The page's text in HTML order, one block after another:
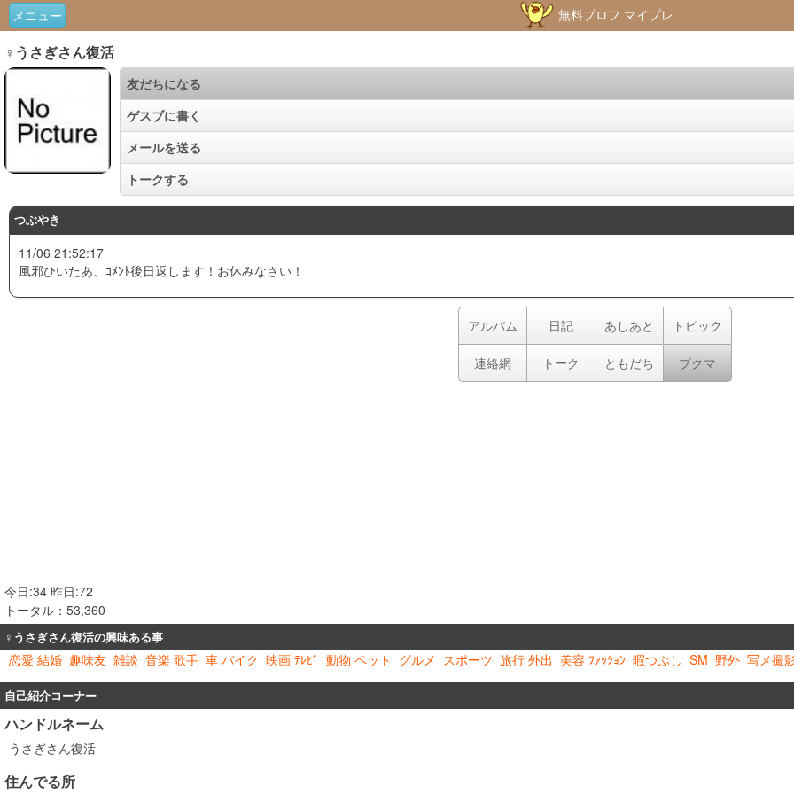
メニュー 無料プロフ マイプレ
♀うさぎさん復活
友だちになる
ゲスブに書く
メールを送る
トークする
つぶやき
11/06 21:52:17
風邪ひいたあ、ｺﾒﾝﾄ後日返します！お休みなさい！
アルバム 日記 あしあと トピック
連絡網 トーク ともだち ブクマ
今日:34 昨日:72
トータル：53,360
♀うさぎさん復活の興味ある事
恋愛 結婚 趣味友 雑談 音楽 歌手 車 バイク 映画 ﾃﾚﾋﾞ 動物 ペット グルメ スポーツ 旅行 外出 美容 ﾌｧｯｼｮﾝ 暇つぶし SM 野外 写メ撮
自己紹介コーナー
ハンドルネーム
うさぎさん復活
住んでる所